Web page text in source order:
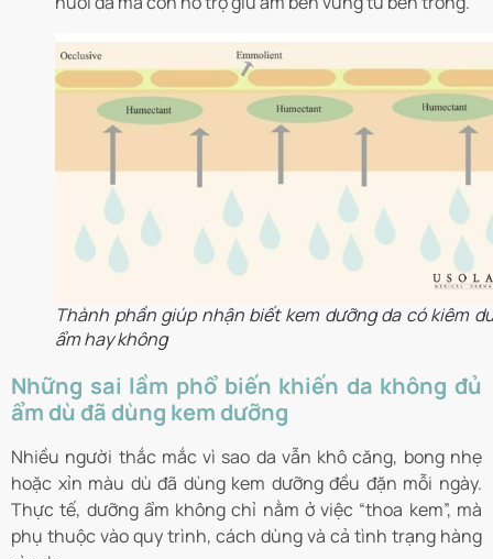
Thành phần giúp nhận biết kem dưỡng da có kiêm
ẩm hay không
Những sai lầm phổ biến khiến da không đủ
ẩm dù đã dùng kem dưỡng
Nhiều người thắc mắc vì sao da vẫn khô căng, bong nhẹ
hoặc xỉn màu dù đã dùng kem dưỡng đều đặn mỗi ngày.
Thực tế, dưỡng ẩm không chỉ nằm ở việc “thoa kem”, mà
phụ thuộc vào quy trình, cách dùng và cả tình trạng hàng